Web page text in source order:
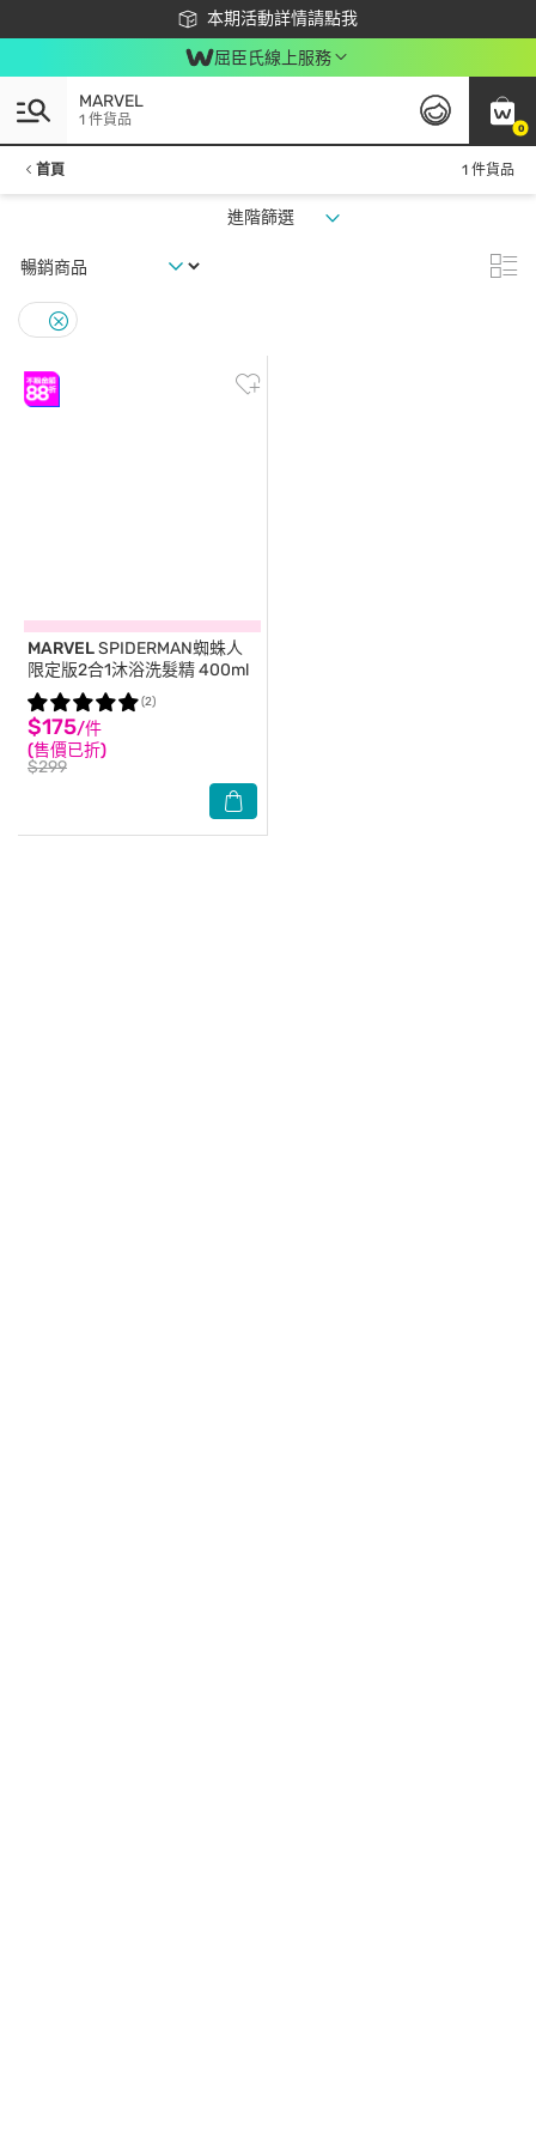
本期活動詳情請點我
下載app最高回饋$350
屈臣氏線上服務
0
MARVEL
1 件貨品
首頁 1 件貨品
進階篩選
MARVELSPIDERMAN蜘蛛人
限定版2合1沐浴洗髮精 400ml
$175/件
(售價已折)
$299
(2)